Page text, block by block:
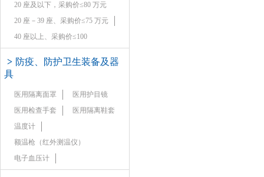
20 座及以下，采购价≤80 万元
20 座－39 座、采购价≤75 万元
40 座以上、采购价≤100
> 防疫、防护卫生装备及器
具
医用隔离面罩
医用护目镜
医用检查手套
医用隔离鞋套
温度计
额温枪（红外测温仪）
电子血压计